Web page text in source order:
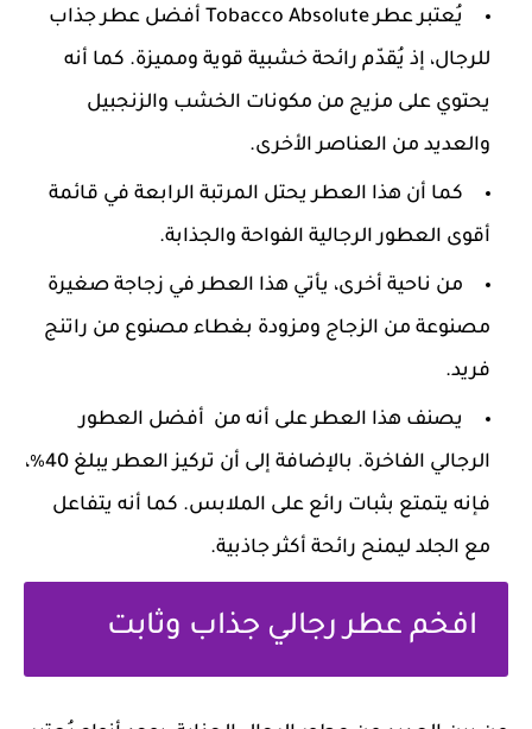
يُعتبر عطر Tobacco Absolute أفضل عطر جذاب
للرجال، إذ يُقدّم رائحة خشبية قوية ومميزة. كما أنه
يحتوي على مزيج من مكونات الخشب والزنجبيل
والعديد من العناصر الأخرى.
كما أن هذا العطر يحتل المرتبة الرابعة في قائمة
أقوى العطور الرجالية الفواحة والجذابة.
من ناحية أخرى، يأتي هذا العطر في زجاجة صغيرة
مصنوعة من الزجاج ومزودة بغطاء مصنوع من راتنج
فريد.
يصنف هذا العطر على أنه من أفضل العطور
الرجالي الفاخرة. بالإضافة إلى أن تركيز العطر يبلغ 40٪،
فإنه يتمتع بثبات رائع على الملابس. كما أنه يتفاعل
مع الجلد ليمنح رائحة أكثر جاذبية.
افخم عطر رجالي جذاب وثابت